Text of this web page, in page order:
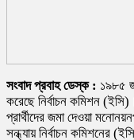
সংবাদ প্রবাহ ডেস্ক : ১৯৮৫
করেছে নির্বাচন কমিশন
প্রার্থীদের জমা দেওয়া
সন্ধ্যায় নির্বাচন কমিশনের